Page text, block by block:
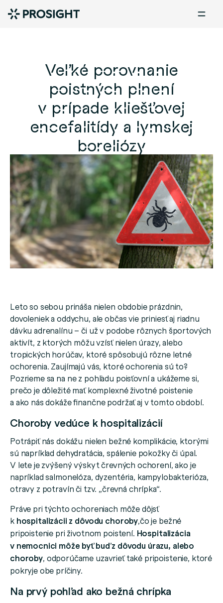
Veľké porovnanie
poistných plnení
v prípade kliešťovej
encefalitídy a lymskej
boreliózy
Leto so sebou prináša nielen obdobie prázdnin,
dovoleniek a oddychu, ale občas vie priniesť aj riadnu
dávku adrenalínu – či už v podobe rôznych športových
aktivít, z ktorých môžu vzísť nielen úrazy, alebo
tropických horúčav, ktoré spôsobujú rôzne letné
ochorenia. Zaujímajú vás, ktoré ochorenia sú to?
Pozrieme sa na ne z pohľadu poisťovní a ukážeme si,
prečo je dôležité mať komplexné životné poistenie
a ako nás dokáže finančne podržať aj v tomto období.
Choroby vedúce k hospitalizácií
Potrápiť nás dokážu nielen bežné komplikácie, ktorými
sú napríklad dehydratácia, spálenie pokožky či úpal.
V lete je zvýšený výskyt črevných ochorení, ako je
napríklad salmonelóza, dyzentéria, kampylobakterióza,
otravy z potravín či tzv. „črevná chrípka“.
Práve pri týchto ochoreniach môže dôjsť
k hospitalizácii z dôvodu choroby,čo je bežné
pripoistenie pri životnom poistení. Hospitalizácia
v nemocnici môže byť buď z dôvodu úrazu, alebo
choroby, odporúčame uzavrieť také pripoistenie, ktoré
pokryje obe príčiny.
Na prvý pohľad ako bežná chrípka